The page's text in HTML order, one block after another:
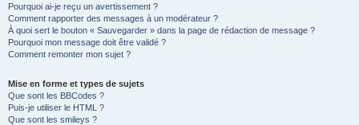
Pourquoi ai-je reçu un avertissement ?
Comment rapporter des messages à un modérateur ?
À quoi sert le bouton « Sauvegarder » dans la page de rédaction de message ?
Pourquoi mon message doit être validé ?
Comment remonter mon sujet ?
Mise en forme et types de sujets
Que sont les BBCodes ?
Puis-je utiliser le HTML ?
Que sont les smileys ?